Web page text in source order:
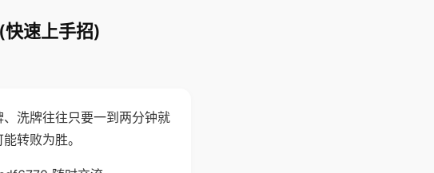
速上手招)
洗牌往往只要一到两分钟就
转败为胜。